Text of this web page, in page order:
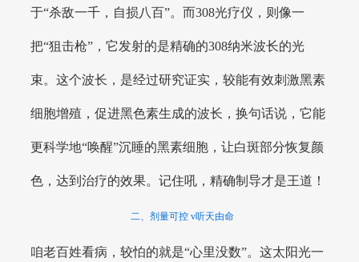
于“杀敌一千，自损八百”。而308光疗仪，则像一
把“狙击枪”，它发射的是精确的308纳米波长的光
束。这个波长，是经过研究证实，较能有效刺激黑素
细胞增殖，促进黑色素生成的波长，换句话说，它能
更科学地“唤醒”沉睡的黑素细胞，让白斑部分恢复颜
色，达到治疗的效果。记住吼，精确制导才是王道！
二、剂量可控 v听天由命
咱老百姓看病，较怕的就是“心里没数”。这太阳光一